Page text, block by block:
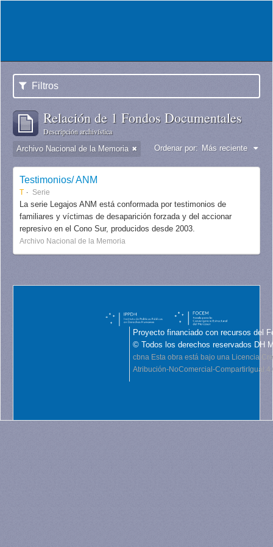
Filtros
Relación de 1 Fondos Documentales
Descripción archivística
Archivo Nacional de la Memoria Ordenar por: Más reciente
Testimonios/ ANM
T Serie
La serie Legajos ANM está conformada por testimonios de
familiares y víctimas de desaparición forzada y del accionar
represivo en el Cono Sur, producidos desde 2003.
Archivo Nacional de la Memoria
Proyecto financiado con recursos del
© Todos los derechos reservados DH
cbna Esta obra está bajo una Licencia
Atribución-NoComercial-CompartirIgual